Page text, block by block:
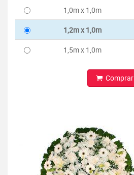
1,0m x 1,0m
1,2m x 1,0m
1,5m x 1,0m
Comprar